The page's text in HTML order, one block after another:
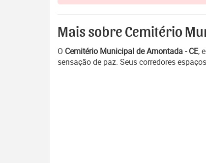
Mais sobre Cemitério
O Cemitério Municipal de Amontada - CE,
sensação de paz. Seus corredores